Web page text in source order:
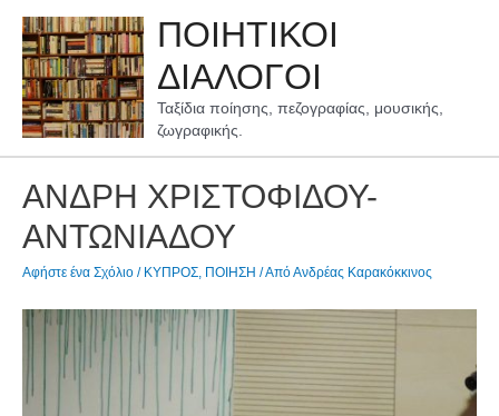
περιεχόμενο
ΠΟΙΗΤΙΚΟΙ
ΔΙΑΛΟΓΟΙ
Ταξίδια ποίησης, πεζογραφίας, μουσικής,
ζωγραφικής.
ΑΝΔΡΗ ΧΡΙΣΤΟΦΙΔΟΥ-
ΑΝΤΩΝΙΑΔΟΥ
Αφήστε ένα Σχόλιο / ΚΥΠΡΟΣ, ΠΟΙΗΣΗ / ΑπόΑνδρέας Καρακόκκινος